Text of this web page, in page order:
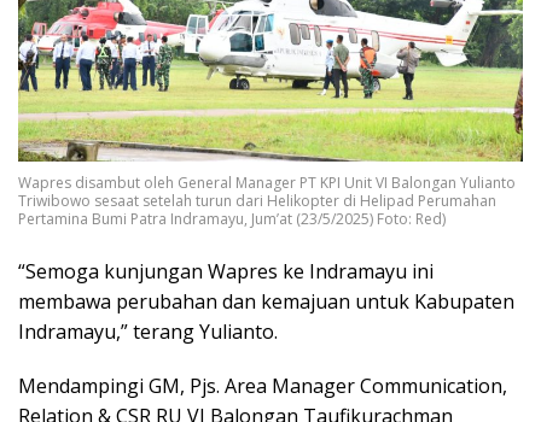
Wapres disambut oleh General Manager PT KPI Unit VI Balongan Yulianto
Triwibowo sesaat setelah turun dari Helikopter di Helipad Perumahan
Pertamina Bumi Patra Indramayu, Jum’at (23/5/2025) Foto: Red)
“Semoga kunjungan Wapres ke Indramayu ini
membawa perubahan dan kemajuan untuk Kabupaten
Indramayu,” terang Yulianto.
Mendampingi GM, Pjs. Area Manager Communication,
Relation & CSR RU VI Balongan Taufikurachman